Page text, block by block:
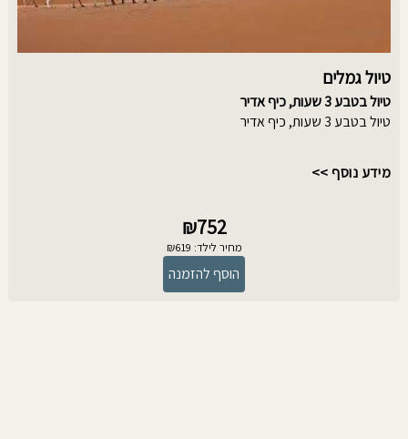
טיול גמלים
טיול בטבע 3 שעות, כיף אדיר
טיול בטבע 3 שעות, כיף אדיר
מידע נוסף >>
₪752
מחיר לילד: ₪619